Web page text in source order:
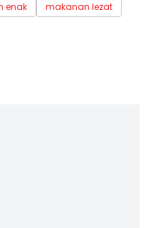
enak
makanan lezat